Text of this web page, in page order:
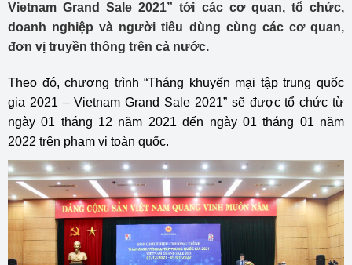
Vietnam Grand Sale 2021” tới các cơ quan, tổ chức,
doanh nghiệp và người tiêu dùng cùng các cơ quan,
đơn vị truyền thông trên cả nước.
Theo đó, chương trình “Tháng khuyến mại tập trung quốc
gia 2021 – Vietnam Grand Sale 2021” sẽ được tổ chức từ
ngày 01 tháng 12 năm 2021 đến ngày 01 tháng 01 năm
2022 trên phạm vi toàn quốc.